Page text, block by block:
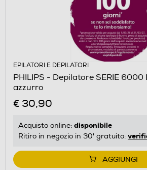
EPILATORI E DEPILATORI
PHILIPS - Depilatore SERIE
azzurro
€ 30,90
Acquisto online: disponibile
Ritiro in negozio in 30' gratuito:
AGGIUNGI